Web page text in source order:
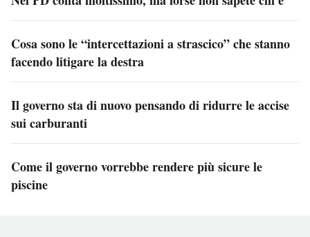
Cosa sono le “intercettazioni a strascico” che stanno
facendo litigare la destra
Il governo sta di nuovo pensando di ridurre le accise
sui carburanti
Come il governo vorrebbe rendere più sicure le
piscine